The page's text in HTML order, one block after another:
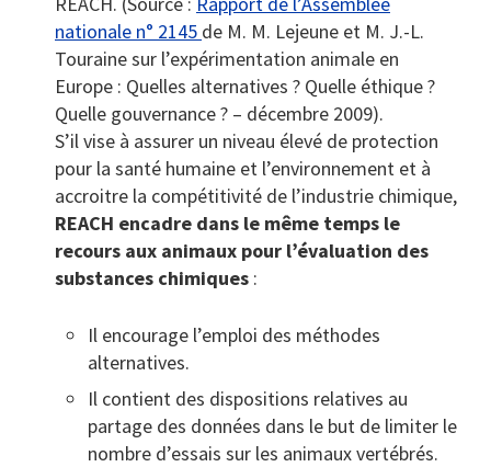
nationale n° 2145 de M. M. Lejeune et M. J.-L.
Touraine sur l’expérimentation animale en
Europe : Quelles alternatives ? Quelle éthique ?
Quelle gouvernance ? – décembre 2009).
S’il vise à assurer un niveau élevé de protection
pour la santé humaine et l’environnement et à
accroitre la compétitivité de l’industrie chimique,
REACH encadre dans le même temps le
recours aux animaux pour l’évaluation des
substances chimiques :
Il encourage l’emploi des méthodes
alternatives.
Il contient des dispositions relatives au
partage des données dans le but de limiter le
nombre d’essais sur les animaux vertébrés.